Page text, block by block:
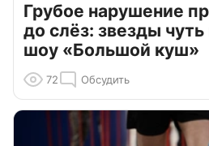
Грубое нарушение
до слёз: звезды чуть
шоу «Большой куш»
72 Обсудить